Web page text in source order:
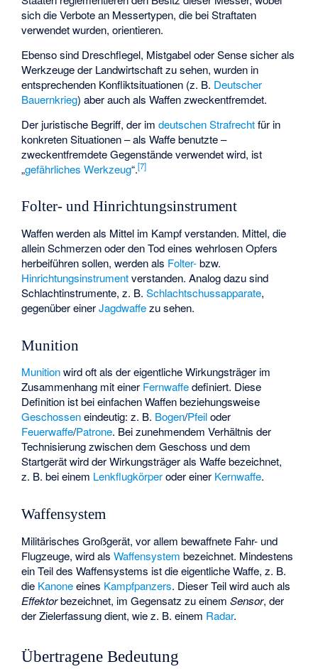
sich die Verbote an Messertypen, die bei Straftaten
verwendet wurden, orientieren.
Ebenso sind Dreschflegel, Mistgabel oder Sense sicher als
Werkzeuge der Landwirtschaft zu sehen, wurden in
entsprechenden Konfliktsituationen (z. B. Deutscher
Bauernkrieg) aber auch als Waffen zweckentfremdet.
Der juristische Begriff, der imdeutschen Strafrechtfür in
konkreten Situationen – als Waffe benutzte –
zweckentfremdete Gegenstände verwendet wird, ist
„gefährliches Werkzeug“.[7]
Folter- und Hinrichtungsinstrument
Waffen werden als Mittel im Kampf verstanden. Mittel, die
allein Schmerzen oder den Tod eines wehrlosen Opfers
herbeiführen sollen, werden als Folter-bzw.
Hinrichtungsinstrumentverstanden. Analog dazu sind
Schlachtinstrumente, z. B.Schlachtschussapparate,
gegenüber einerJagdwaffezu sehen.
Munition
Munitionwird oft als der eigentliche Wirkungsträger im
Zusammenhang mit einer Fernwaffedefiniert. Diese
Definition ist bei einfachen Waffen beziehungsweise
Geschosseneindeutig: z. B. Bogen/Pfeiloder
Feuerwaffe/Patrone. Bei zunehmendem Verhältnis der
Technisierung zwischen dem Geschoss und dem
Startgerät wird der Wirkungsträger als Waffe bezeichnet,
z. B. bei einem Lenkflugkörperoder einer Kernwaffe.
Waffensystem
Militärisches Großgerät, vor allem bewaffnete Fahr- und
Flugzeuge, wird alsWaffensystem bezeichnet. Mindestens
ein Teil des Waffensystems ist die eigentliche Waffe, z. B.
die Kanoneeines Kampfpanzers. Dieser Teil wird auch als
Effektorbezeichnet, im Gegensatz zu einemSensor, der
der Zielerfassung dient, wie z. B. einem Radar.
Übertragene Bedeutung